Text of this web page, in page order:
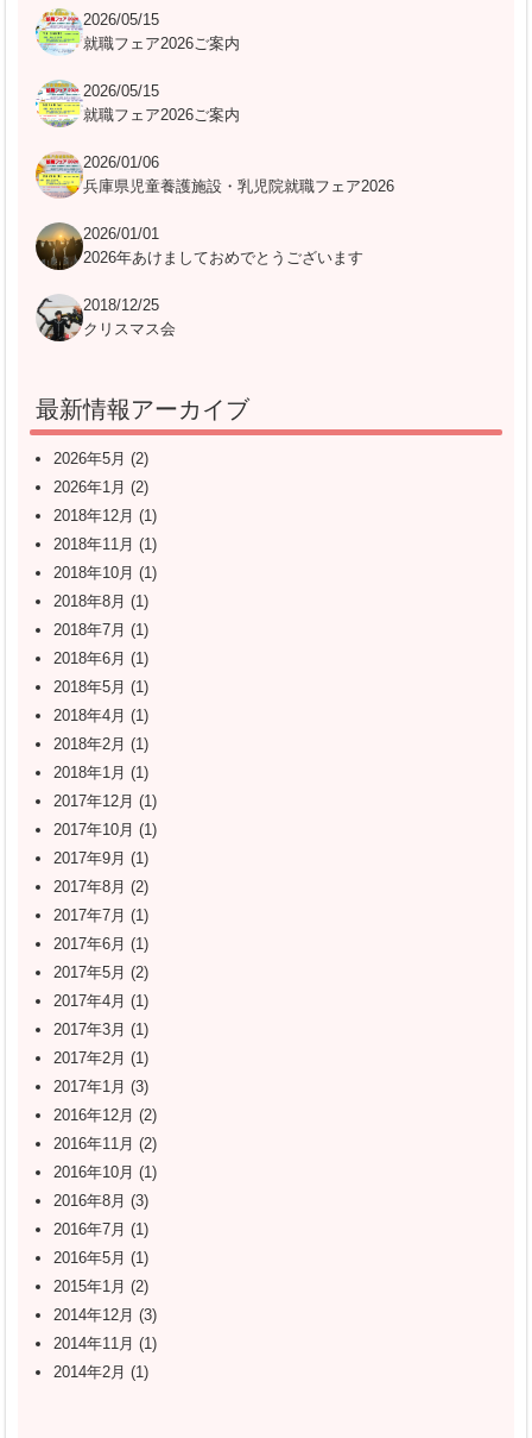
2026/05/15
就職フェア2026ご案内
2026/05/15
就職フェア2026ご案内
2026/01/06
兵庫県児童養護施設・乳児院就職フェア2026
2026/01/01
2026年あけましておめでとうございます
2018/12/25
クリスマス会
最新情報アーカイブ
2026年5月 (2)
2026年1月 (2)
2018年12月 (1)
2018年11月 (1)
2018年10月 (1)
2018年8月 (1)
2018年7月 (1)
2018年6月 (1)
2018年5月 (1)
2018年4月 (1)
2018年2月 (1)
2018年1月 (1)
2017年12月 (1)
2017年10月 (1)
2017年9月 (1)
2017年8月 (2)
2017年7月 (1)
2017年6月 (1)
2017年5月 (2)
2017年4月 (1)
2017年3月 (1)
2017年2月 (1)
2017年1月 (3)
2016年12月 (2)
2016年11月 (2)
2016年10月 (1)
2016年8月 (3)
2016年7月 (1)
2016年5月 (1)
2015年1月 (2)
2014年12月 (3)
2014年11月 (1)
2014年2月 (1)